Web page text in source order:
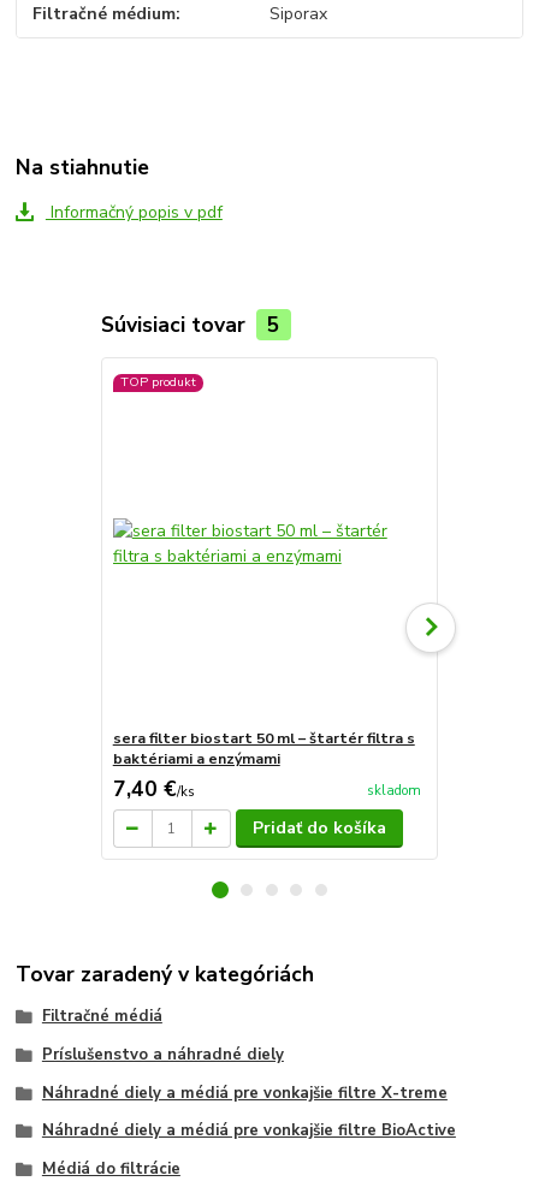
Filtračné médium Siporax
Na stiahnutie
Informačný popis v pdf
Súvisiaci tovar 5
TOP produkt
sera filter biostart 50 ml – štartér filtra s
baktériami a enzýmami
7,40 €/ks skladom
Pridať do košíka
Tovar zaradený v kategóriách
Filtračné médiá
Príslušenstvo a náhradné diely
Náhradné diely a médiá pre vonkajšie filtre X-treme
Náhradné diely a médiá pre vonkajšie filtre BioActive
Médiá do filtrácie